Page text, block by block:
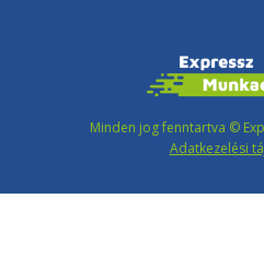
Minden jog fenntartva ©
Adatkezelési